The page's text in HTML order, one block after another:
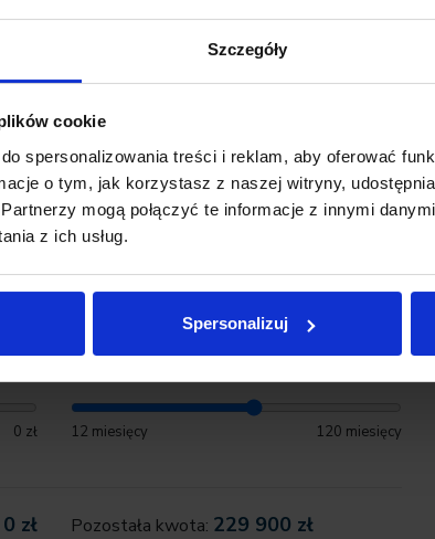
Szczegóły
cookie
spersonalizowania treści i reklam, aby oferować
o tym, jak korzystasz z naszej witryny,
mogą połączyć te informacje z innymi
z ich usług.
Spersonalizuj
gniazdo USB
boczne przednie
ulicy Łopuszańskiej 38B.
wyselekcjonowanych pojazdów różnych marek, w
niskiego przebiegu oraz sprawdzoną historią
finansowania
zł
0 zł
Okres:
12 miesięcy 120 miesięcy
0 zł Pozostała kwota: 229 900 zł